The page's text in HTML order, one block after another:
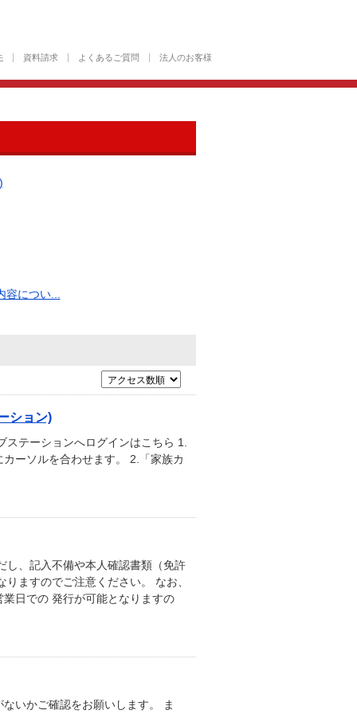
資料請求 よくあるご質問 法人のお客様
につい...
ション)
テーションへログインはこちら 1.
ーソルを合わせます。 2.「家族カ
し、記入不備や本人確認書類（免許
ますのでご注意ください。 なお、
日での 発行が可能となりますの
いかご確認をお願いします。 ま